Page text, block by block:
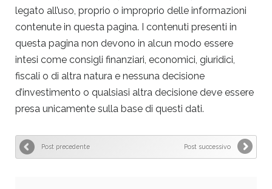
legato all’uso, proprio o improprio delle informazioni
contenute in questa pagina. I contenuti presenti in
questa pagina non devono in alcun modo essere
intesi come consigli finanziari, economici, giuridici,
fiscali o di altra natura e nessuna decisione
d’investimento o qualsiasi altra decisione deve essere
presa unicamente sulla base di questi dati.
Post precedente Post successivo